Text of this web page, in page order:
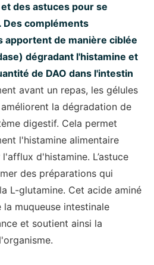
des astuces pour se
Des compléments
apportent de manière ciblée
dégradant l'histamine et
de DAO dans l'intestin
avant un repas, les gélules
la dégradation de
digestif. Cela permet
l'histamine alimentaire
d'histamine. L’astuce
des préparations qui
L-glutamine. Cet acide aminé
muqueuse intestinale
et soutient ainsi la